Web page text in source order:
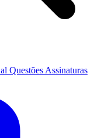
Questões Assinaturas